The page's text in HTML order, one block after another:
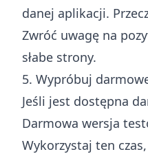
danej aplikacji.
Zwróć uwagę na
słabe strony.
5. Wypróbuj
Jeśli jest dostępna
Darmowa wersja
Wykorzystaj ten